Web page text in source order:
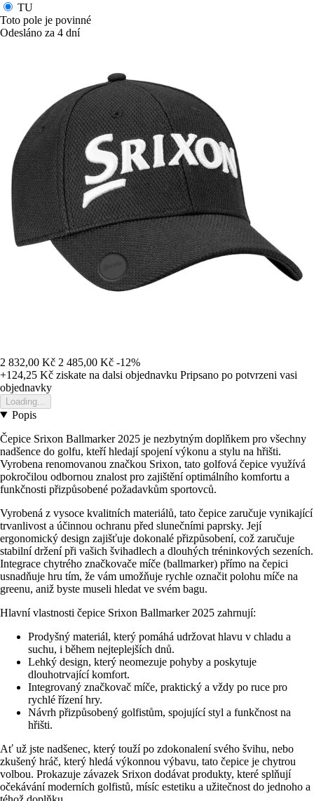
TU
Toto pole je povinné
Odesláno za 4 dní
2 832,00 Kč 2 485,00 Kč -12%
+124,25 Kč ziskate na dalsi objednavku Pripsano po potvrzeni vasi
objednavky
Loading...
Popis
Čepice Srixon Ballmarker 2025 je nezbytným doplňkem pro všechny
nadšence do golfu, kteří hledají spojení výkonu a stylu na hřišti.
Vyrobena renomovanou značkou Srixon, tato golfová čepice využívá
pokročilou odbornou znalost pro zajištění optimálního komfortu a
funkčnosti přizpůsobené požadavkům sportovců.
Vyrobená z vysoce kvalitních materiálů, tato čepice zaručuje vynikající
trvanlivost a účinnou ochranu před slunečními paprsky. Její
ergonomický design zajišťuje dokonalé přizpůsobení, což zaručuje
stabilní držení při vašich švihadlech a dlouhých tréninkových sezeních.
Integrace chytrého značkovače míče (ballmarker) přímo na čepici
usnadňuje hru tím, že vám umožňuje rychle označit polohu míče na
greenu, aniž byste museli hledat ve svém bagu.
Hlavní vlastnosti čepice Srixon Ballmarker 2025 zahrnují:
Prodyšný materiál, který pomáhá udržovat hlavu v chladu a
suchu, i během nejteplejších dnů.
Lehký design, který neomezuje pohyby a poskytuje
dlouhotrvající komfort.
Integrovaný značkovač míče, praktický a vždy po ruce pro
rychlé řízení hry.
Návrh přizpůsobený golfistům, spojující styl a funkčnost na
hřišti.
Ať už jste nadšenec, který touží po zdokonalení svého švihu, nebo
zkušený hráč, který hledá výkonnou výbavu, tato čepice je chytrou
volbou. Prokazuje závazek Srixon dodávat produkty, které splňují
očekávání moderních golfistů, mísíc estetiku a užitečnost do jednoho a